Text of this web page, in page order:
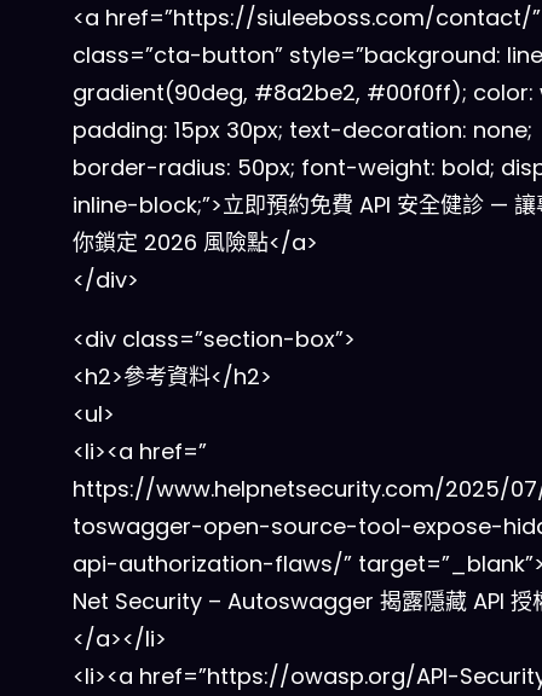
<a href=”https://siuleeboss.com/contact/”
class=”cta-button” style=”background:
gradient(90deg, #8a2be2, #00f0ff); color:
padding: 15px 30px; text-decoration: none;
border-radius: 50px; font-weight: bold;
inline-block;”>立即預約免費 API 安全健診 — 讓
你鎖定 2026 風險點</a>
</div>
<div class=”section-box”>
<h2>參考資料</h2>
<ul>
<li><a href=”
https://www.helpnetsecurity.com/2025/
toswagger-open-source-tool-expose-
api-authorization-flaws/”
Net Security – Autoswagger 揭露隱藏 API 授
</a></li>
<li><a href=”https://owasp.org/API-